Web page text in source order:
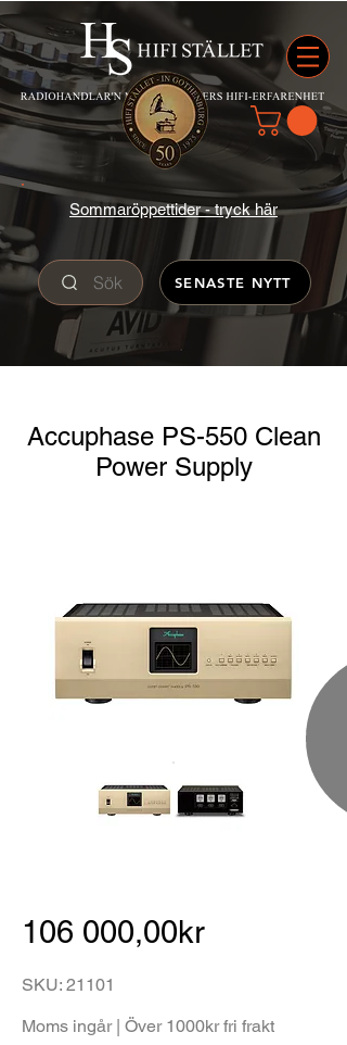
Sommaröppettider - tryck här
Sök SENASTE NYTT
Accuphase PS-550 Clean
Power Supply
106 000,00kr
SKU: 21101
Moms ingår | Över 1000kr fri frakt